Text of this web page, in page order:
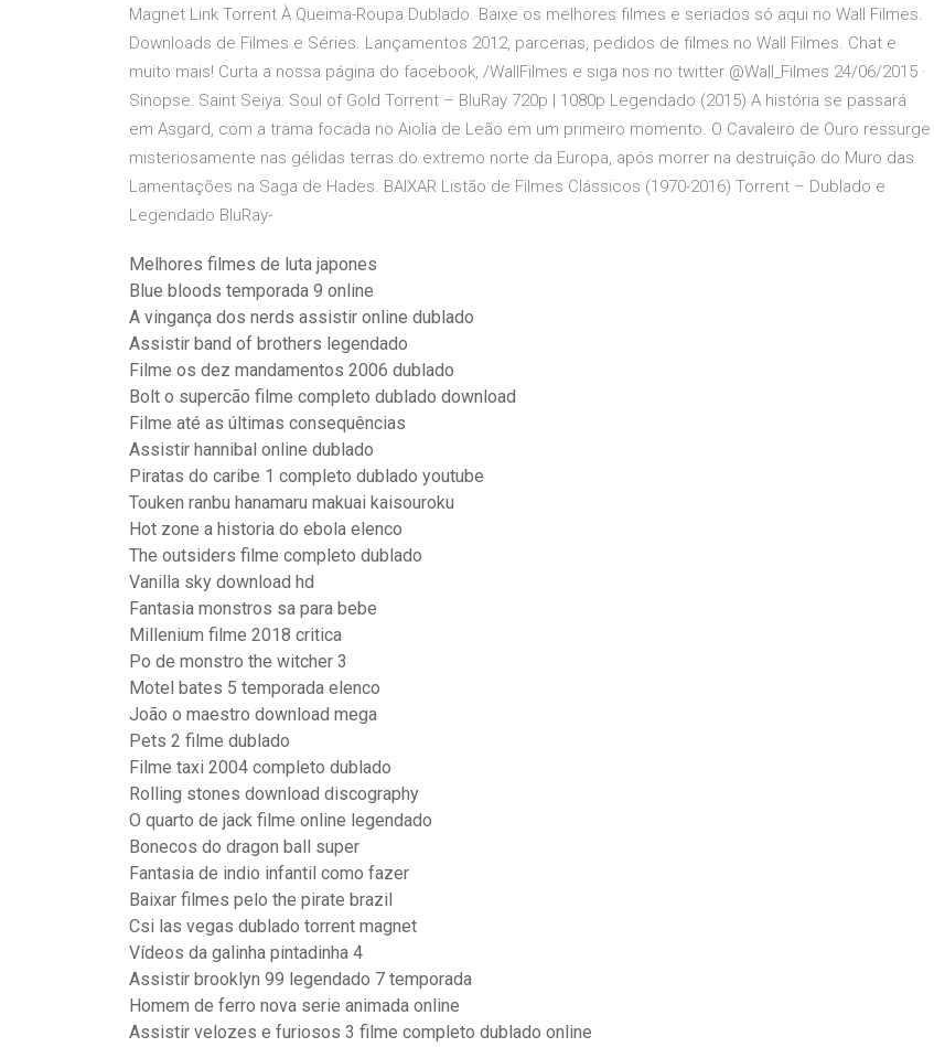
Magnet Link Torrent À Queima-Roupa Dublado. Baixe os melhores filmes e seriados só aqui no Wall Filmes.
Downloads de Filmes e Séries. Lançamentos 2012, parcerias, pedidos de filmes no Wall Filmes. Chat e
muito mais! Curta a nossa página do facebook, /WallFilmes e siga nos no twitter @Wall_Filmes 24/06/2015 ·
Sinopse: Saint Seiya: Soul of Gold Torrent – BluRay 720p | 1080p Legendado (2015) A história se passará
em Asgard, com a trama focada no Aiolia de Leão em um primeiro momento. O Cavaleiro de Ouro ressurge
misteriosamente nas gélidas terras do extremo norte da Europa, após morrer na destruição do Muro das
Lamentações na Saga de Hades. BAIXAR Listão de Filmes Clássicos (1970-2016) Torrent – Dublado e
Legendado BluRay-
Melhores filmes de luta japones
Blue bloods temporada 9 online
A vingança dos nerds assistir online dublado
Assistir band of brothers legendado
Filme os dez mandamentos 2006 dublado
Bolt o supercão filme completo dublado download
Filme até as últimas consequências
Assistir hannibal online dublado
Piratas do caribe 1 completo dublado youtube
Touken ranbu hanamaru makuai kaisouroku
Hot zone a historia do ebola elenco
The outsiders filme completo dublado
Vanilla sky download hd
Fantasia monstros sa para bebe
Millenium filme 2018 critica
Po de monstro the witcher 3
Motel bates 5 temporada elenco
João o maestro download mega
Pets 2 filme dublado
Filme taxi 2004 completo dublado
Rolling stones download discography
O quarto de jack filme online legendado
Bonecos do dragon ball super
Fantasia de indio infantil como fazer
Baixar filmes pelo the pirate brazil
Csi las vegas dublado torrent magnet
Vídeos da galinha pintadinha 4
Assistir brooklyn 99 legendado 7 temporada
Homem de ferro nova serie animada online
Assistir velozes e furiosos 3 filme completo dublado online